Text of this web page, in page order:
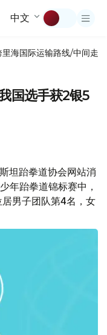
中文
里海国际运输路线/中间走廊
国选手获2银5
坦跆拳道协会网站消
年跆拳道锦标赛中，
男子团队第4名，女